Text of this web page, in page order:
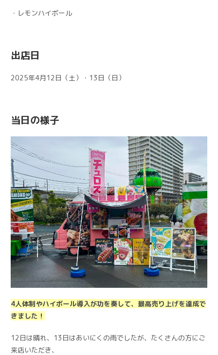
・レモンハイボール
出店日
2025年4月12日（土）・13日（日）
当日の様子
4人体制やハイボール導入が功を奏して、最高売り上げを達成で
きました！
12日は晴れ、13日はあいにくの雨でしたが、たくさんの方にご
来店いただき、